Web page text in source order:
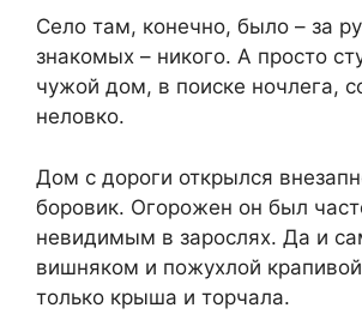
Село там, конечно, было – за
знакомых – никого. А просто
чужой дом, в поиске ночлега,
неловко.
Дом с дороги открылся
боровик. Огорожен он был
невидимым в зарослях. Да и
вишняком и пожухлой
только крыша и торчала.